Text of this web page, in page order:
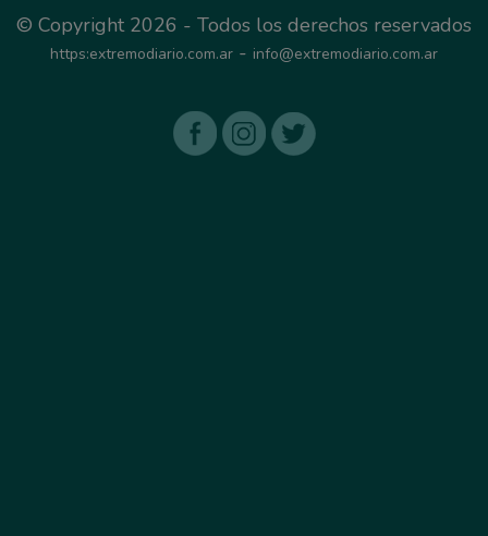
© Copyright 2026 - Todos los derechos reservados
https:extremodiario.com.ar - info@extremodiario.com.ar